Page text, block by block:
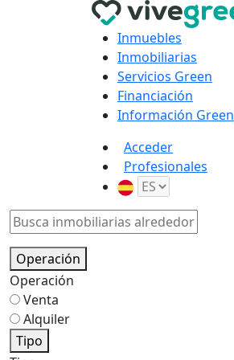
Inmuebles
Inmobiliarias
Servicios Green
Financiación
Información Green
Acceder
Profesionales
Operación
Operación
Venta
Alquiler
Tipo